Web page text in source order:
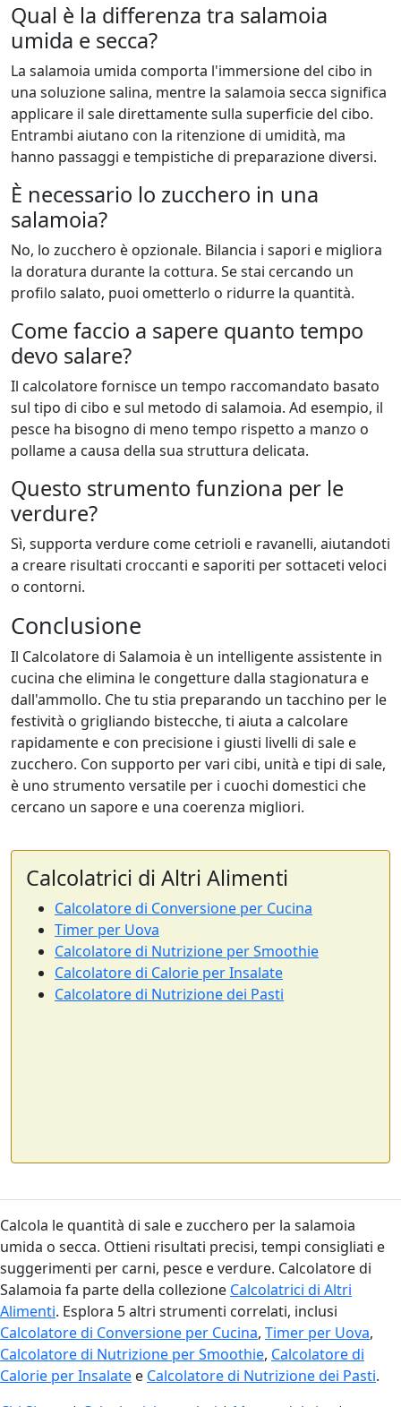
Qual è la differenza tra salamoia
umida e secca?
La salamoia umida comporta l'immersione del cibo in
una soluzione salina, mentre la salamoia secca significa
applicare il sale direttamente sulla superficie del cibo.
Entrambi aiutano con la ritenzione di umidità, ma
hanno passaggi e tempistiche di preparazione diversi.
È necessario lo zucchero in una
salamoia?
No, lo zucchero è opzionale. Bilancia i sapori e migliora
la doratura durante la cottura. Se stai cercando un
profilo salato, puoi ometterlo o ridurre la quantità.
Come faccio a sapere quanto tempo
devo salare?
Il calcolatore fornisce un tempo raccomandato basato
sul tipo di cibo e sul metodo di salamoia. Ad esempio, il
pesce ha bisogno di meno tempo rispetto a manzo o
pollame a causa della sua struttura delicata.
Questo strumento funziona per le
verdure?
Sì, supporta verdure come cetrioli e ravanelli, aiutandoti
a creare risultati croccanti e saporiti per sottaceti veloci
o contorni.
Conclusione
Il Calcolatore di Salamoia è un intelligente assistente in
cucina che elimina le congetture dalla stagionatura e
dall'ammollo. Che tu stia preparando un tacchino per le
festività o grigliando bistecche, ti aiuta a calcolare
rapidamente e con precisione i giusti livelli di sale e
zucchero. Con supporto per vari cibi, unità e tipi di sale,
è uno strumento versatile per i cuochi domestici che
cercano un sapore e una coerenza migliori.
Calcolatrici di Altri Alimenti
Calcolatore di Conversione per Cucina
Timer per Uova
Calcolatore di Nutrizione per Smoothie
Calcolatore di Calorie per Insalate
Calcolatore di Nutrizione dei Pasti
Calcola le quantità di sale e zucchero per la salamoia
umida o secca. Ottieni risultati precisi, tempi consigliati e
suggerimenti per carni, pesce e verdure. Calcolatore di
Salamoia fa parte della collezione Calcolatrici di Altri
Alimenti. Esplora 5 altri strumenti correlati, inclusi
Calcolatore di Conversione per Cucina, Timer per Uova,
Calcolatore di Nutrizione per Smoothie, Calcolatore di
Calorie per Insalate e Calcolatore di Nutrizione dei Pasti.